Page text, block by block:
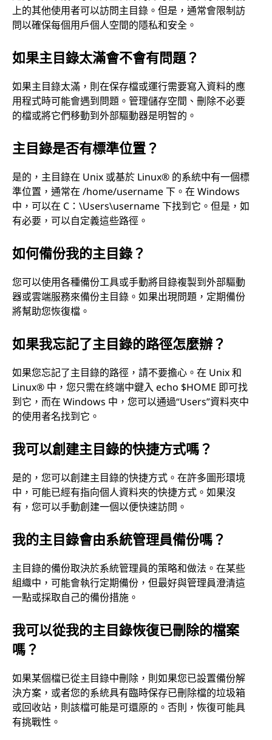
上的其他使用者可以訪問主目錄。但是，通常會限制訪
問以確保每個用戶個人空間的隱私和安全。
如果主目錄太滿會不會有問題？
如果主目錄太滿，則在保存檔或運行需要寫入資料的應
用程式時可能會遇到問題。管理儲存空間、刪除不必要
的檔或將它們移動到外部驅動器是明智的。
主目錄是否有標準位置？
是的，主目錄在 Unix 或基於 Linux® 的系統中有一個標
準位置，通常在 /home/username 下。在 Windows
中，可以在 C：\Users\username 下找到它。但是，如
有必要，可以自定義這些路徑。
如何備份我的主目錄？
您可以使用各種備份工具或手動將目錄複製到外部驅動
器或雲端服務來備份主目錄。如果出現問題，定期備份
將幫助您恢復檔。
如果我忘記了主目錄的路徑怎麼辦？
如果您忘記了主目錄的路徑，請不要擔心。在 Unix 和
Linux® 中，您只需在終端中鍵入 echo $HOME 即可找
到它，而在 Windows 中，您可以通過“Users”資料夾中
的使用者名找到它。
我可以創建主目錄的快捷方式嗎？
是的，您可以創建主目錄的快捷方式。在許多圖形環境
中，可能已經有指向個人資料夾的快捷方式。如果沒
有，您可以手動創建一個以便快速訪問。
我的主目錄會由系統管理員備份嗎？
主目錄的備份取決於系統管理員的策略和做法。在某些
組織中，可能會執行定期備份，但最好與管理員澄清這
一點或採取自己的備份措施。
我可以從我的主目錄恢復已刪除的檔案
嗎？
如果某個檔已從主目錄中刪除，則如果您已設置備份解
決方案，或者您的系統具有臨時保存已刪除檔的垃圾箱
或回收站，則該檔可能是可還原的。否則，恢復可能具
有挑戰性。